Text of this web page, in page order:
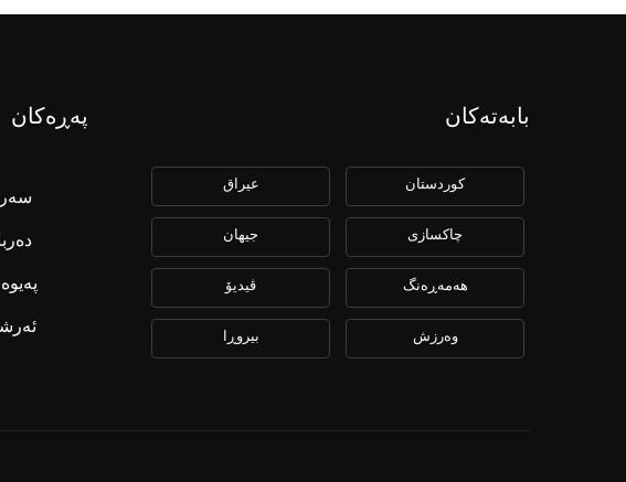
بابەتەکان
كوردستان عیراق
چاكسازی جیهان
هەمەڕەنگ ڤیدیۆ
وەرزش بیروڕا
پەڕەکان